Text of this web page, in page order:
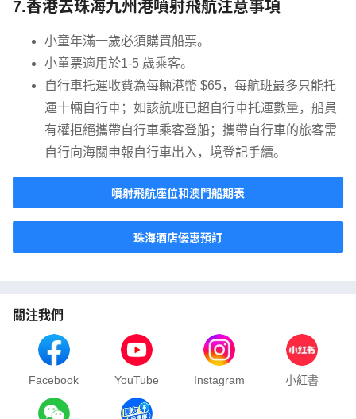
7.香港去珠海九州港噴射飛航注意事項
小童年滿一歲必須購買船票。
小童票適用於1-5 歲乘客。
自行車托運收費為每輛港幣 $65，每航班最多只能托
運十輛自行車；如該航班已超自行車托運數量，船員
有權拒絕攜帶自行車乘客登船；攜帶自行車的旅客需
自行向海關申報自行車出入，境登記手續。
噴射飛航座位和澳門船期表
珠海酒店優惠預訂
關注我們
Facebook YouTube Instagram 小紅書